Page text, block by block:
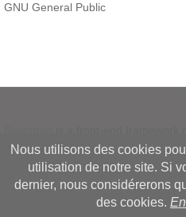
GNU General Public
underMIT License.
Font Awesomefont licensed under
Nous utilisons des cookies
utilisation de notre site. Si
dernier, nous considérerons
des cookies.